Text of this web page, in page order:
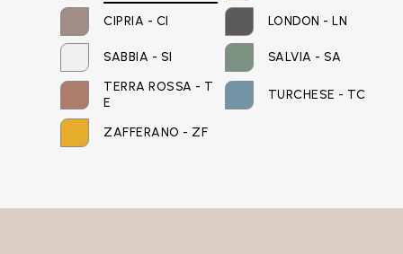
Password
CIPRIA - CI LONDON - LN
SABBIA - SI
SALVIA - SA
TERRA ROSSA - T
E
TURCHESE - TC
ZAFFERANO - ZF